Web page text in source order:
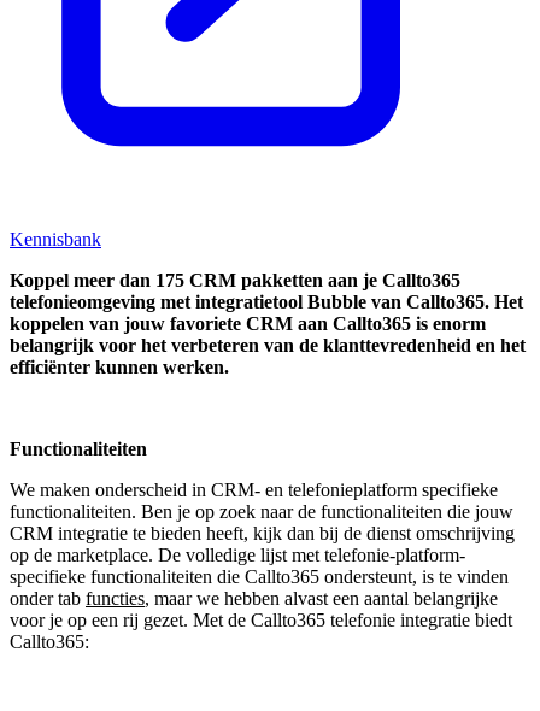
Kennisbank
Koppel meer dan 175 CRM pakketten aan je Callto365
telefonieomgeving met integratietool Bubble van Callto365. Het
koppelen van jouw favoriete CRM aan Callto365 is enorm
belangrijk voor het verbeteren van de klanttevredenheid en het
efficiënter kunnen werken.
Functionaliteiten
We maken onderscheid in CRM- en telefonieplatform specifieke
functionaliteiten. Ben je op zoek naar de functionaliteiten die jouw
CRM integratie te bieden heeft, kijk dan bij de dienst omschrijving
op de marketplace. De volledige lijst met telefonie-platform-
specifieke functionaliteiten die Callto365 ondersteunt, is te vinden
onder tab functies, maar we hebben alvast een aantal belangrijke
voor je op een rij gezet. Met de Callto365 telefonie integratie biedt
Callto365: